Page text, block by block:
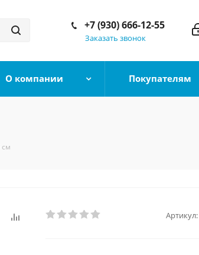
+7 (930) 666-12-55
Заказать звонок
О компании Покупателям
см
Артикул: